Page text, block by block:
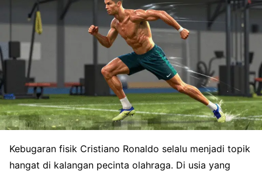
Kebugaran fisik Cristiano Ronaldo selalu menjadi topik
hangat di kalangan pecinta olahraga. Di usia yang